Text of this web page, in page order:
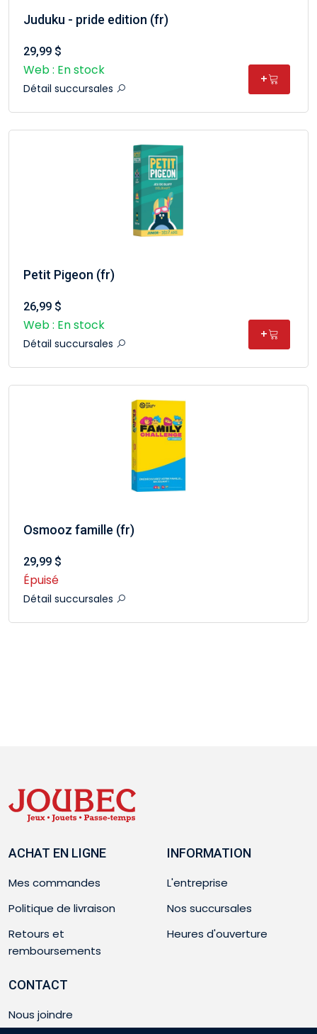
Juduku - pride edition (fr)
29,99 $
Web : En stock
Détail succursales
+
Petit Pigeon (fr)
26,99 $
Web : En stock
Détail succursales
+
Osmooz famille (fr)
29,99 $
Épuisé
Détail succursales
ACHAT EN LIGNE
Mes commandes
Politique de livraison
Retours et
remboursements
INFORMATION
L'entreprise
Nos succursales
Heures d'ouverture
CONTACT
Nous joindre